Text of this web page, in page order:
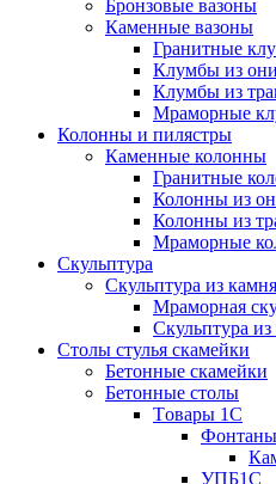
Бронзовые вазоны
Каменные вазоны
Гранитные
Клумбы из
Клумбы из
Мраморные
Колонны и пилястры
Каменные колонны
Гранитные
Колонны из
Колонны из
Мраморные
Скульптура
Скульптура из камня
Мраморная
Скульптура из
Столы стулья скамейки
Бетонные скамейки
Бетонные столы
Tовары 1C
УПБ1С